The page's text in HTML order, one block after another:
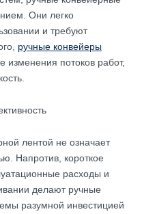
Они легко
и требуют
ручные конвейеры
изменения потоков работ,
лентой не означает
Напротив, короткое
расходы и
делают ручные
разумной инвестицией